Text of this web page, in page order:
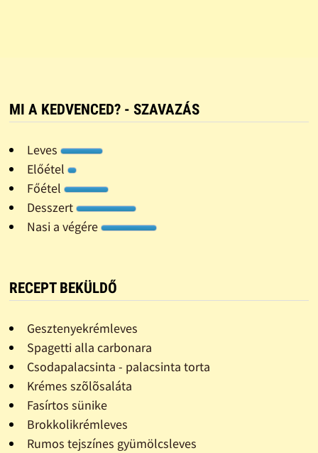
MI A KEDVENCED? - SZAVAZÁS
Leves
Előétel
Főétel
Desszert
Nasi a végére
RECEPT BEKÜLDŐ
Gesztenyekrémleves
Spagetti alla carbonara
Csodapalacsinta - palacsinta torta
Krémes szõlõsaláta
Fasírtos sünike
Brokkolikrémleves
Rumos tejszínes gyümölcsleves